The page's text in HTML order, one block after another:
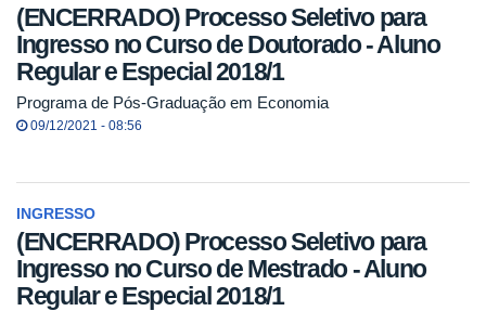
(ENCERRADO) Processo Seletivo para
Ingresso no Curso de Doutorado - Aluno
Regular e Especial 2018/1
Programa de Pós-Graduação em Economia
09/12/2021 - 08:56
INGRESSO
(ENCERRADO) Processo Seletivo para
Ingresso no Curso de Mestrado - Aluno
Regular e Especial 2018/1